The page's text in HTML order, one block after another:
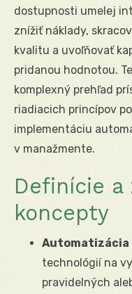
dostupnosti umelej
znížiť náklady,
kvalitu a uvoľňovať
pridanou hodnotou.
komplexný prehľad
riadiacich princípov
implementáciu
v manažmente.
Definície a
koncepty
Automatizácia
technológií na
pravidelných